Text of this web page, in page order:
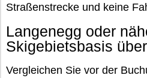
Straßenstrecke und keine
Langenegg oder
Skigebietsbasis
Vergleichen Sie vor der